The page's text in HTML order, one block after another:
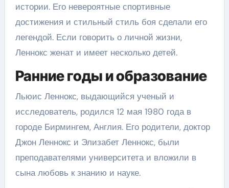
истории. Его невероятные спортивные
достижения и стильный стиль боя сделали его
легендой. Если говорить о личной жизни,
Леннокс женат и имеет несколько детей.
Ранние годы и образование
Льюис Леннокс, выдающийся ученый и
исследователь, родился 12 мая 1980 года в
городе Бирмингем, Англия. Его родители, доктор
Джон Леннокс и Элизабет Леннокс, были
преподавателями университета и вложили в
сына любовь к знанию и науке.